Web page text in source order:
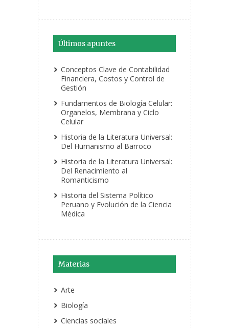
Últimos apuntes
Conceptos Clave de Contabilidad
Financiera, Costos y Control de
Gestión
Fundamentos de Biología Celular:
Organelos, Membrana y Ciclo
Celular
Historia de la Literatura Universal:
Del Humanismo al Barroco
Historia de la Literatura Universal:
Del Renacimiento al
Romanticismo
Historia del Sistema Político
Peruano y Evolución de la Ciencia
Médica
Materias
Arte
Biología
Ciencias sociales